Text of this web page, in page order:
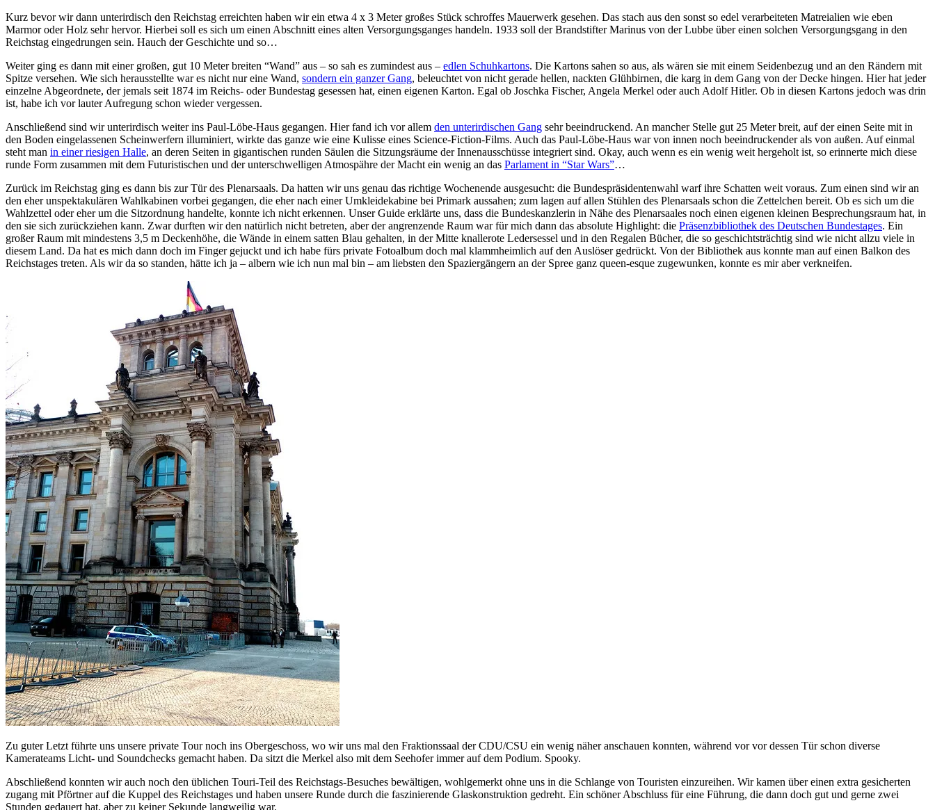
Kurz bevor wir dann unterirdisch den Reichstag erreichten haben wir ein etwa 4 x 3 Meter großes Stück schroffes Mauerwerk gesehen. Das stach aus den sonst so edel verarbeiteten Matreialien wie eben
Marmor oder Holz sehr hervor. Hierbei soll es sich um einen Abschnitt eines alten Versorgungsganges handeln. 1933 soll der Brandstifter Marinus von der Lubbe über einen solchen Versorgungsgang in den
Reichstag eingedrungen sein. Hauch der Geschichte und so…
Weiter ging es dann mit einer großen, gut 10 Meter breiten “Wand” aus – so sah es zumindest aus – edlen Schuhkartons. Die Kartons sahen so aus, als wären sie mit einem Seidenbezug und an den Rändern mit
Spitze versehen. Wie sich herausstellte war es nicht nur eine Wand, sondern ein ganzer Gang, beleuchtet von nicht gerade hellen, nackten Glühbirnen, die karg in dem Gang von der Decke hingen. Hier hat jeder
einzelne Abgeordnete, der jemals seit 1874 im Reichs- oder Bundestag gesessen hat, einen eigenen Karton. Egal ob Joschka Fischer, Angela Merkel oder auch Adolf Hitler. Ob in diesen Kartons jedoch was drin
ist, habe ich vor lauter Aufregung schon wieder vergessen.
Anschließend sind wir unterirdisch weiter ins Paul-Löbe-Haus gegangen. Hier fand ich vor allem den unterirdischen Gang sehr beeindruckend. An mancher Stelle gut 25 Meter breit, auf der einen Seite mit in
den Boden eingelassenen Scheinwerfern illuminiert, wirkte das ganze wie eine Kulisse eines Science-Fiction-Films. Auch das Paul-Löbe-Haus war von innen noch beeindruckender als von außen. Auf einmal
steht man in einer riesigen Halle, an deren Seiten in gigantischen runden Säulen die Sitzungsräume der Innenausschüsse integriert sind. Okay, auch wenn es ein wenig weit hergeholt ist, so erinnerte mich diese
runde Form zusammen mit dem Futuristischen und der unterschwelligen Atmospähre der Macht ein wenig an das Parlament in “Star Wars”…
Zurück im Reichstag ging es dann bis zur Tür des Plenarsaals. Da hatten wir uns genau das richtige Wochenende ausgesucht: die Bundespräsidentenwahl warf ihre Schatten weit voraus. Zum einen sind wir an
den eher unspektakulären Wahlkabinen vorbei gegangen, die eher nach einer Umkleidekabine bei Primark aussahen; zum lagen auf allen Stühlen des Plenarsaals schon die Zettelchen bereit. Ob es sich um die
Wahlzettel oder eher um die Sitzordnung handelte, konnte ich nicht erkennen. Unser Guide erklärte uns, dass die Bundeskanzlerin in Nähe des Plenarsaales noch einen eigenen kleinen Besprechungsraum hat, in
den sie sich zurückziehen kann. Zwar durften wir den natürlich nicht betreten, aber der angrenzende Raum war für mich dann das absolute Highlight: die Präsenzbibliothek des Deutschen Bundestages. Ein
großer Raum mit mindestens 3,5 m Deckenhöhe, die Wände in einem satten Blau gehalten, in der Mitte knallerote Ledersessel und in den Regalen Bücher, die so geschichtsträchtig sind wie nicht allzu viele in
diesem Land. Da hat es mich dann doch im Finger gejuckt und ich habe fürs private Fotoalbum doch mal klammheimlich auf den Auslöser gedrückt. Von der Bibliothek aus konnte man auf einen Balkon des
Reichstages treten. Als wir da so standen, hätte ich ja – albern wie ich nun mal bin – am liebsten den Spaziergängern an der Spree ganz queen-esque zugewunken, konnte es mir aber verkneifen.
Zu guter Letzt führte uns unsere private Tour noch ins Obergeschoss, wo wir uns mal den Fraktionssaal der CDU/CSU ein wenig näher anschauen konnten, während vor vor dessen Tür schon diverse
Kamerateams Licht- und Soundchecks gemacht haben. Da sitzt die Merkel also mit dem Seehofer immer auf dem Podium. Spooky.
Abschließend konnten wir auch noch den üblichen Touri-Teil des Reichstags-Besuches bewältigen, wohlgemerkt ohne uns in die Schlange von Touristen einzureihen. Wir kamen über einen extra gesicherten
zugang mit Pförtner auf die Kuppel des Reichstages und haben unsere Runde durch die faszinierende Glaskonstruktion gedreht. Ein schöner Abschluss für eine Führung, die dann doch gut und gerne zwei
Stunden gedauert hat, aber zu keiner Sekunde langweilig war.